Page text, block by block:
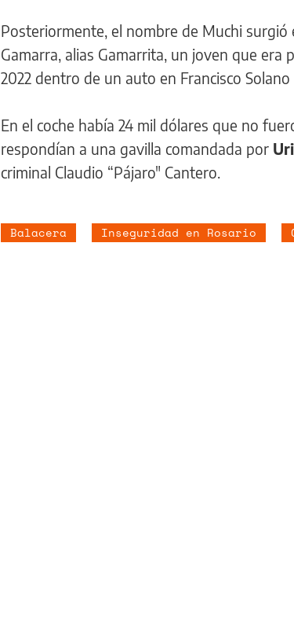
Posteriormente, el nombre de Muchi
Gamarra, alias Gamarrita, un joven que
2022 dentro de un auto en Francisco Solano
En el coche había 24 mil dólares que no
respondían a una gavilla comandada por
criminal Claudio “Pájaro" Cantero.
Balacera Inseguridad en Rosario